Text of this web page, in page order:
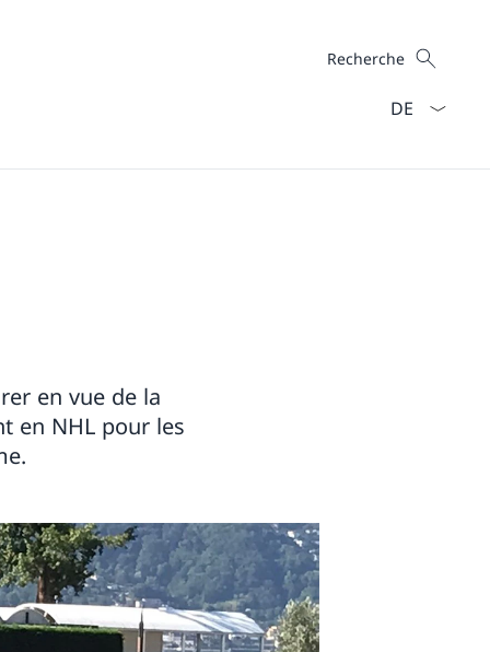
Recherche
Recherche
en vue de la
en NHL pour les